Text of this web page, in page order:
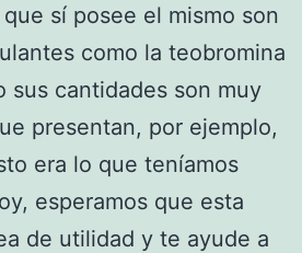
sí posee el mismo son
como la teobromina
sus cantidades son muy
presentan, por ejemplo,
era lo que teníamos
esperamos que esta
de utilidad y te ayude a